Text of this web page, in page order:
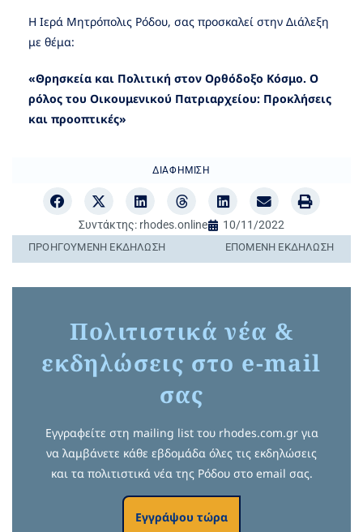
Η Ιερά Μητρόπολις Ρόδου, σας προσκαλεί στην Διάλεξη
με θέμα:
«Θρησκεία και Πολιτική στον Ορθόδοξο Κόσμο. Ο
ρόλος του Οικουμενικού Πατριαρχείου: Προκλήσεις
και προοπτικές»
ΔΙΑΦΉΜΙΣΗ
Συντάκτης: rhodes.online 10/11/2022
ΠΡΟΗΓΟΎΜΕΝΗ ΕΚΔΉΛΩΣΗ ΕΠΌΜΕΝΗ ΕΚΔΉΛΩΣΗ
Πολιτιστικά νέα &
εκδηλώσεις στο e-mail
σας
Εγγραφείτε στη mailing list του rhodes.com.gr για
να λαμβάνετε κάθε εβδομάδα όλες τις εκδηλώσεις
και τα πολιτιστικά νέα της Ρόδου στο email σας.
Εγγράψου τώρα